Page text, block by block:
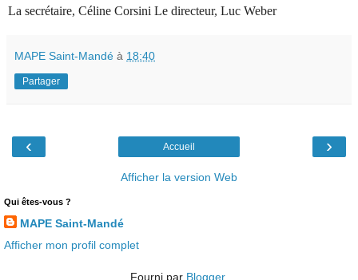
La secrétaire, Céline Corsini Le directeur, Luc Weber
MAPE Saint-Mandé à 18:40
Partager
‹ ›
Accueil
Afficher la version Web
Qui êtes-vous ?
MAPE Saint-Mandé
Afficher mon profil complet
Fourni par Blogger.